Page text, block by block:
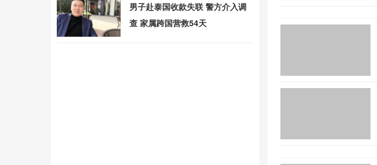
男子赴泰国收款失联 警方介入调
查 家属跨国营救54天